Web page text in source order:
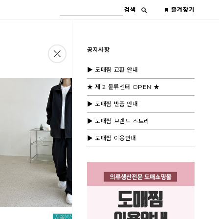
검색 즐겨찾기
공지사항
▶ 도매찜 교환 안내
★ 제 2 물류센터 OPEN ★
▶ 도매찜 반품 안내
▶ 도매찜 브랜드 스토리
▶ 도매찜 이용안내